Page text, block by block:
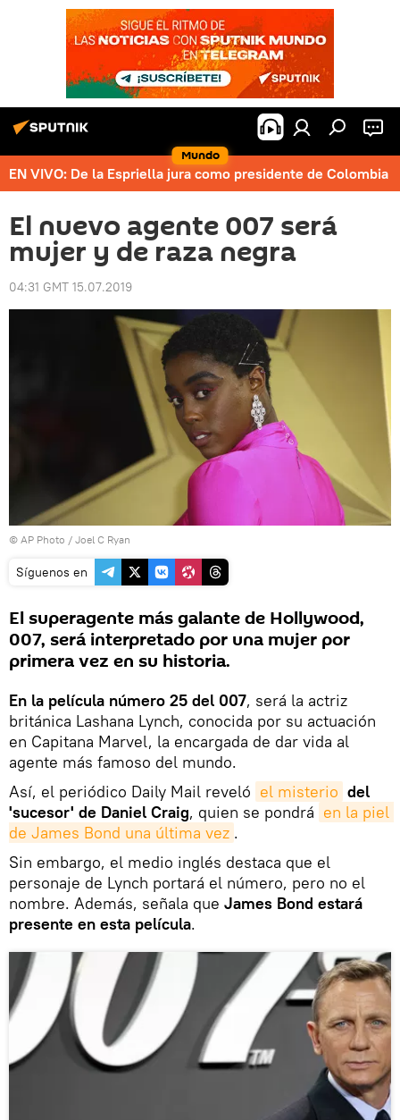
Mundo
EN VIVO: De la Espriella jura como presidente de Colombia
El nuevo agente 007 será
mujer y de raza negra
04:31 GMT 15.07.2019
© AP Photo / Joel C Ryan
Síguenos en
El superagente más galante de Hollywood,
007, será interpretado por una mujer por
primera vez en su historia.
En la película número 25 del 007, será la actriz
británica Lashana Lynch, conocida por su actuación
en Capitana Marvel, la encargada de dar vida al
agente más famoso del mundo.
Así, el periódico Daily Mail reveló el misterio del
'sucesor' de Daniel Craig, quien se pondrá en la piel
de James Bond una última vez .
Sin embargo, el medio inglés destaca que el
personaje de Lynch portará el número, pero no el
nombre. Además, señala que James Bond estará
presente en esta película.